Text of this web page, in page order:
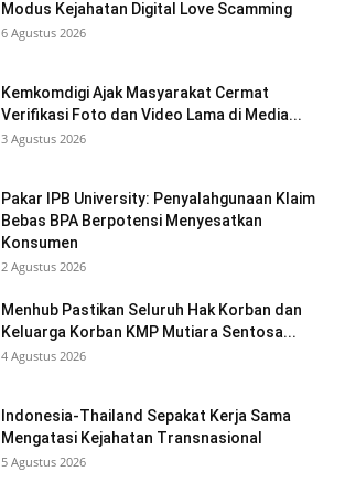
Modus Kejahatan Digital Love Scamming
6 Agustus 2026
Kemkomdigi Ajak Masyarakat Cermat
Verifikasi Foto dan Video Lama di Media...
3 Agustus 2026
Pakar IPB University: Penyalahgunaan Klaim
Bebas BPA Berpotensi Menyesatkan
Konsumen
2 Agustus 2026
Menhub Pastikan Seluruh Hak Korban dan
Keluarga Korban KMP Mutiara Sentosa...
4 Agustus 2026
Indonesia-Thailand Sepakat Kerja Sama
Mengatasi Kejahatan Transnasional
5 Agustus 2026